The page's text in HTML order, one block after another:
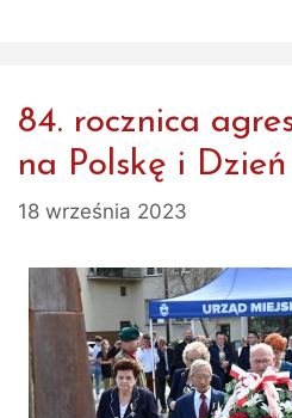
84. rocznica
na Polskę i
18 września 2023